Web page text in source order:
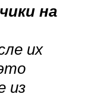
на
их
из